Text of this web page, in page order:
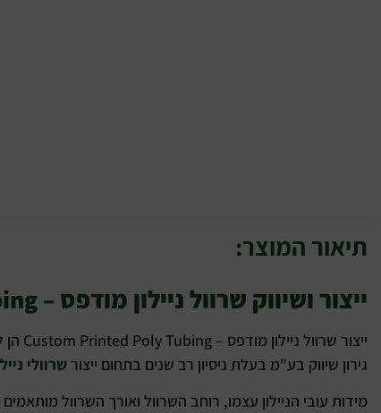
תיאור המוצר:
ייצור ושיווק שרוול ניילון מודפס – Custom Printed Poly Tubing
ייצור שרוול ניילון מודפס – Custom Printed Poly Tubing הן לצרכי סימון המוצר והן כאמצעי קידום מכירות של החברה.
גירון שיווק בע"מ בעלת ניסיון רב שנים בתחום ייצורשרוולי
מידות עובי הניילון עצמו, רוחב השרוול ואורך השרוול